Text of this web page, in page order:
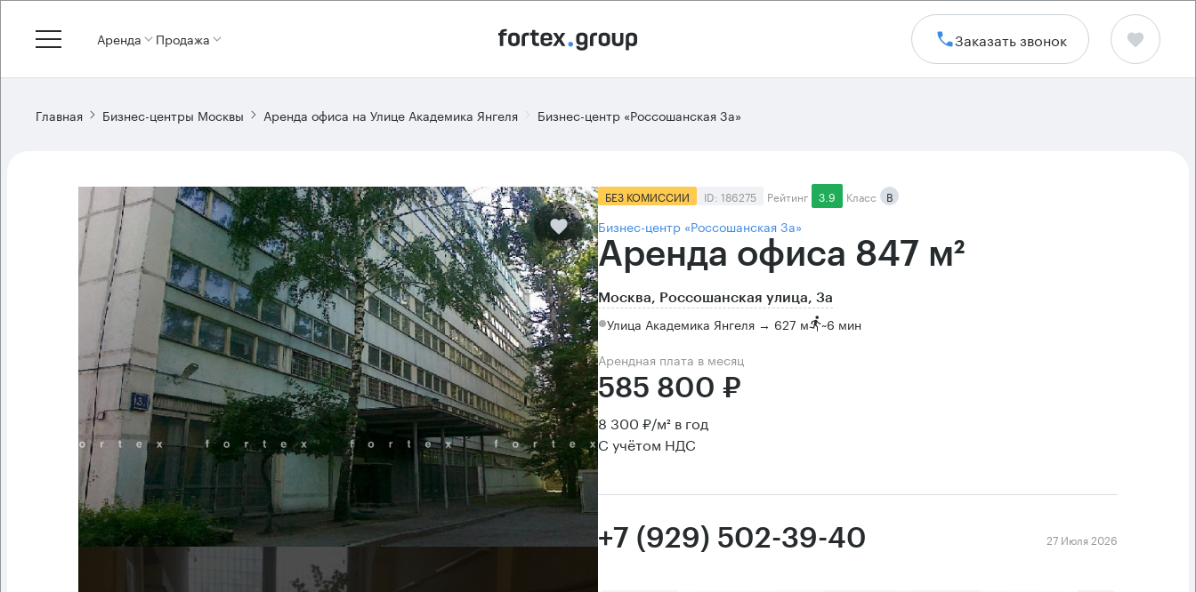
Аренда Продажа Заказать звонок
Главная Бизнес-центры Москвы Аренда офиса на Улице Академика Янгеля Бизнес-центр «Россошанская 3а»
БЕЗ КОМИССИИ ID: 186275 Рейтинг 3.9 Класс B
Бизнес-центр «Россошанская 3а»
Аренда офиса 847 м²
Москва, Россошанская улица, 3а
Улица Академика Янгеля → 627 м ~6 мин
Арендная плата в месяц
585 800 ₽
8 300 ₽/м² в год
С учётом НДС
+7 (929) 502-39-40 27 Июля 2026